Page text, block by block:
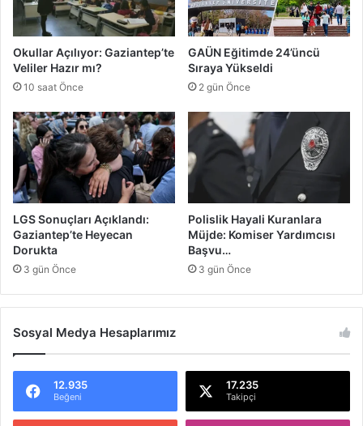
N
e
?
n
Okullar Açılıyor: Gaziantep’te
Veliler Hazır mı?
10 saat Önce
GAÜN Eğitimde 24’üncü
Sıraya Yükseldi
2 gün Önce
LGS Sonuçları Açıklandı:
Gaziantep’te Heyecan
Dorukta
3 gün Önce
Polislik Hayali Kuranlara
Müjde: Komiser Yardımcısı
Başvu…
3 gün Önce
Sosyal Medya Hesaplarımız
12.935
Beğeni
17.235
Takipçi